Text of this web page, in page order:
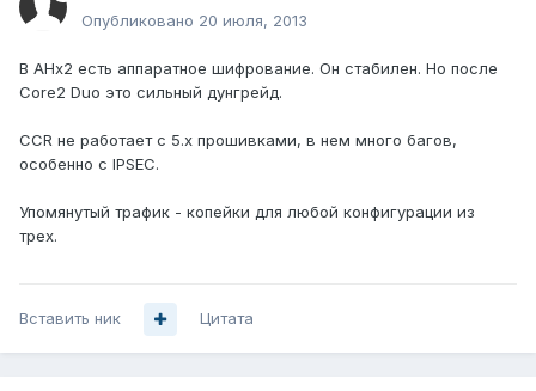
Опубликовано 20 июля, 2013
В AHx2 есть аппаратное шифрование. Он стабилен. Но после
Core2 Duo это сильный дунгрейд.
СCR не работает с 5.x прошивками, в нем много багов,
особенно с IPSEC.
Упомянутый трафик - копейки для любой конфигурации из
трех.
Вставить ник Цитата